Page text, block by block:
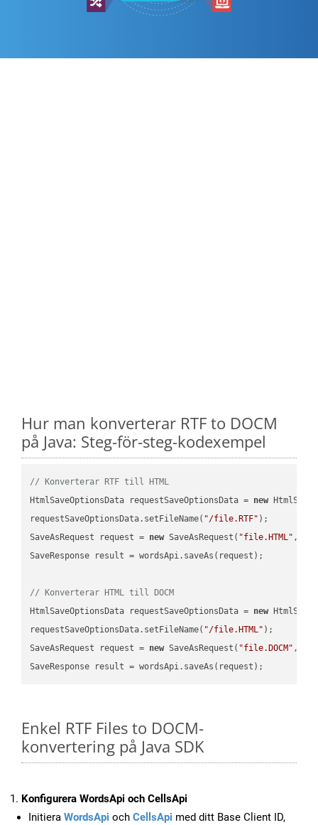
Hur man konverterar RTF to DOCM
på Java: Steg-för-steg-kodexempel
// Konverterar RTF till HTML
HtmlSaveOptionsData requestSaveOptionsData = new
requestSaveOptionsData.setFileName( "/file.RTF" );
SaveAsRequest request = new SaveAsRequest( "file.HTML"
SaveResponse result = wordsApi.saveAs(request);
// Konverterar HTML till DOCM
HtmlSaveOptionsData requestSaveOptionsData = new
requestSaveOptionsData.setFileName( "/file.HTML" );
SaveAsRequest request = new SaveAsRequest( "file.DOCM"
Enkel RTF Files to DOCM-
konvertering på Java SDK
Konfigurera WordsApi och CellsApi
Initiera WordsApi och CellsApi med ditt Base Client ID,